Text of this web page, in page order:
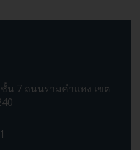
น 7 ถนนรามคำแหง เขต